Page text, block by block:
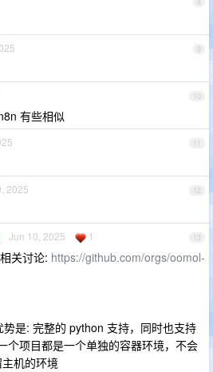
8
9
10
有些相似
11
12
2025
13
Jun 10, 2025 1
关讨论: https://github.com/orgs/oomol-
势是: 完整的 python 支持，同时也支持
个项目都是一个单独的容器环境，不会
机的环境